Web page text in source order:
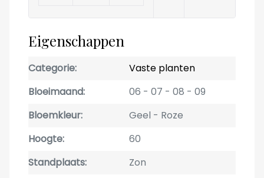
Eigenschappen
Categorie
Vaste planten
Bloeimaand
06 07 08
09
Bloemkleur
Geel
Roze
Hoogte
60
Standplaats
Zon